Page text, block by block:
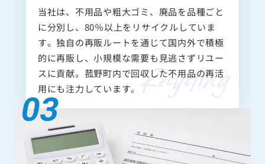
当社は、不用品や粗大ゴミ、廃品を品種ごと
に分別し、80％以上をリサイクルしていま
す。独自の再販ルートを通じて国内外で積極
的に再販し、小規模な需要も見逃さずリユー
スに貢献。菰野町内で回収した不用品の再活
用にも注力しています。